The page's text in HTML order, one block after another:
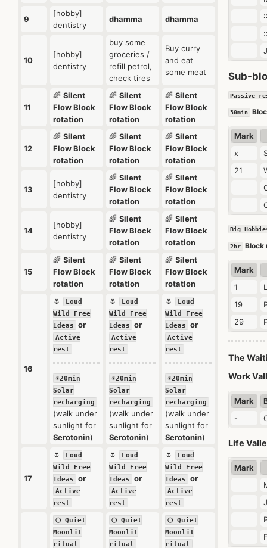
9
[hobby]
dentistry
dhamma dhamma
10
[hobby]
dentistry
buy some
groceries /
refill petrol,
check tires
Buy curry
and eat
some meat
11
🌈 Silent
Flow Block
rotation
🌈 Silent
Flow Block
rotation
🌈 Silent
Flow Block
rotation
12
🌈 Silent
Flow Block
rotation
🌈 Silent
Flow Block
rotation
🌈 Silent
Flow Block
rotation
13
[hobby]
dentistry
🌈 Silent
Flow Block
rotation
🌈 Silent
Flow Block
rotation
14
[hobby]
dentistry
🌈 Silent
Flow Block
rotation
🌈 Silent
Flow Block
rotation
15
🌈 Silent
Flow Block
rotation
🌈 Silent
Flow Block
rotation
🌈 Silent
Flow Block
rotation
16
🌷
Loud
Wild Free
Ideas
or
Active
rest
☀️20min
Solar
recharging
(walk under
sunlight for
Serotonin)
🌷
Loud
Wild Free
Ideas
or
Active
rest
☀️20min
Solar
recharging
(walk under
sunlight for
Serotonin)
🌷
Loud
Wild Free
Ideas
or
Active
rest
☀️20min
Solar
recharging
(walk under
sunlight for
Serotonin)
17
🌷
Loud
Wild Free
Ideas
or
Active
rest
🌷
Loud
Wild Free
Ideas
or
Active
rest
🌷
Loud
Wild Free
Ideas
or
Active
rest
🌕 Quiet
Moonlit
ritual
🌕 Quiet
Moonlit
ritual
🌕 Quiet
Moonlit
ritual
Sub-
Passive
30min
Mark
x
21
Big
2hr Block
Mark
1
19
29
The
Work
Mark
-
Life
Mark